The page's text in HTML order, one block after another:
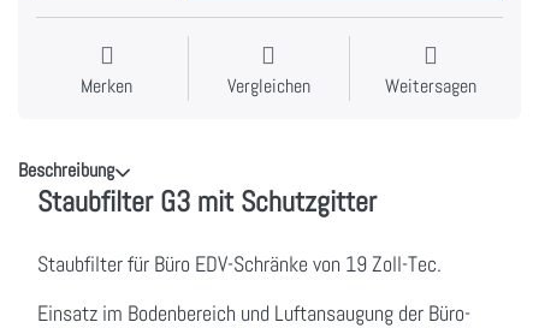
Merken Vergleichen Weitersagen
Beschreibung
Staubfilter G3 mit Schutzgitter
Staubfilter für Büro EDV-Schränke von 19 Zoll-Tec.
Einsatz im Bodenbereich und Luftansaugung der Büro-